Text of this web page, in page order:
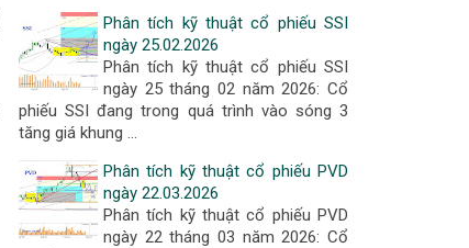
Phân tích kỹ thuật cổ phiếu SSI
ngày 25.02.2026
Phân tích kỹ thuật cổ phiếu SSI
ngày 25 tháng 02 năm 2026: Cổ
phiếu SSI đang trong quá trình vào sóng 3
tăng giá khung …
Phân tích kỹ thuật cổ phiếu PVD
ngày 22.03.2026
Phân tích kỹ thuật cổ phiếu PVD
ngày 22 tháng 03 năm 2026: Cổ